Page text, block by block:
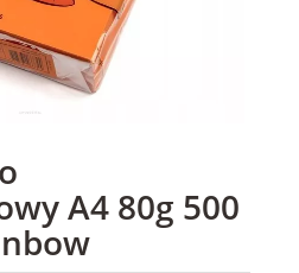
A4 80g 500